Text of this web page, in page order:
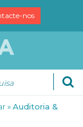
nos
»Auditoria &